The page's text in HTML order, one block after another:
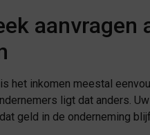
aanvragen
het inkomen meestal
ligt dat anders.
geld in de onderneming